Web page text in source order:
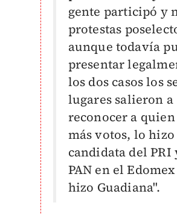
gente participó y
protestas
aunque todavía
presentar
los dos casos los
lugares salieron a
reconocer a
más votos, lo
candidata del PRI
PAN en el
hizo Guadiana".